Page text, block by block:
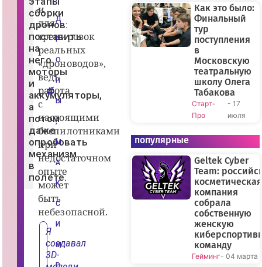
ж
ш
-т
сборки
дронов:
поставить
на
него
моторы
и
аккумуляторы,
а
потом
даже
опробовать
механизм
в
полете.
и
для
тренировок
реальных
«дроноводов»,
ведь
работа
с
настоящими
беспилотниками
при
недостаточном
опыте
может
быть
небезопасной.
Я
создавал
3D-
Д
Р
О
Н
Ы
,
М
А
К
С
И
М
Р
Как это было:
Финальный
тур
поступления
в
Московскую
театральную
школу Олега
Табакова
Старт-
Про
- 17
июля
популярные
Geltek Cyber
Team:
косметическая
компания
собрала
собственную
женскую
команду
Гейминг- 04 марта